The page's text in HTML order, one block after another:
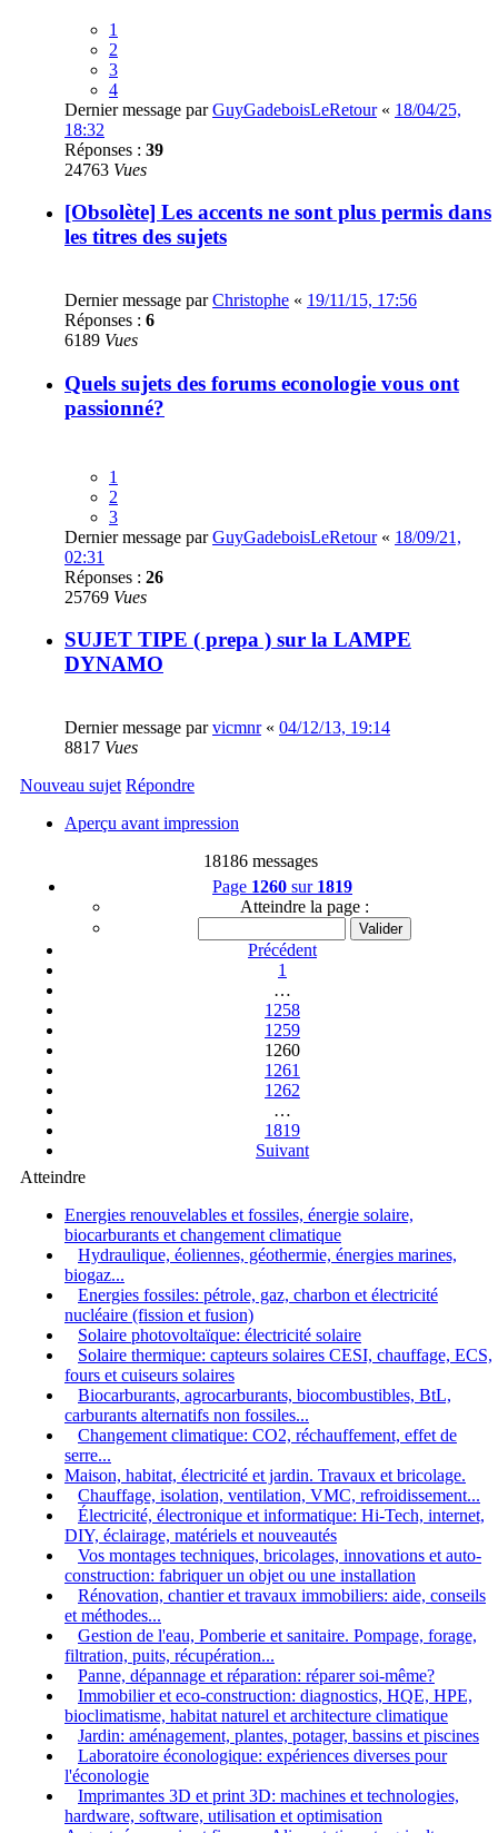
1
2
3
4
Dernier message parGuyGadeboisLeRetour« 18/04/25,
18:32
Réponses : 39
24763 Vues
[Obsolète] Les accents ne sont plus permis dans
les titres des sujets
Dernier message parChristophe « 19/11/15, 17:56
Réponses : 6
6189 Vues
Quels sujets des forums econologie vous ont
passionné?
1
2
3
Dernier message parGuyGadeboisLeRetour« 18/09/21,
02:31
Réponses : 26
25769 Vues
SUJET TIPE ( prepa ) sur la LAMPE
DYNAMO
Dernier message parvicmnr« 04/12/13, 19:14
8817 Vues
Nouveau sujet Répondre
Aperçu avant impression
18186 messages
Page 1260 sur 1819
Atteindre la page :
Précédent
1
…
1258
1259
1260
1261
1262
…
1819
Suivant
Atteindre
Energies renouvelables et fossiles, énergie solaire,
biocarburants et changement climatique
Hydraulique, éoliennes, géothermie, énergies marines,
biogaz...
Energies fossiles: pétrole, gaz, charbon et électricité
nucléaire (fission et fusion)
Solaire photovoltaïque: électricité solaire
Solaire thermique: capteurs solaires CESI, chauffage, ECS,
fours et cuiseurs solaires
Biocarburants, agrocarburants, biocombustibles, BtL,
carburants alternatifs non fossiles...
Changement climatique: CO2, réchauffement, effet de
serre...
Maison, habitat, électricité et jardin. Travaux et bricolage.
Chauffage, isolation, ventilation, VMC, refroidissement...
Électricité, électronique et informatique: Hi-Tech, internet,
DIY, éclairage, matériels et nouveautés
Vos montages techniques, bricolages, innovations et auto-
construction: fabriquer un objet ou une installation
Rénovation, chantier et travaux immobiliers: aide, conseils
et méthodes...
Gestion de l'eau, Pomberie et sanitaire. Pompage, forage,
filtration, puits, récupération...
Panne, dépannage et réparation: réparer soi-même?
Immobilier et eco-construction: diagnostics, HQE, HPE,
bioclimatisme, habitat naturel et architecture climatique
Jardin: aménagement, plantes, potager, bassins et piscines
Laboratoire éconologique: expériences diverses pour
l'éconologie
Imprimantes 3D et print 3D: machines et technologies,
hardware, software, utilisation et optimisation